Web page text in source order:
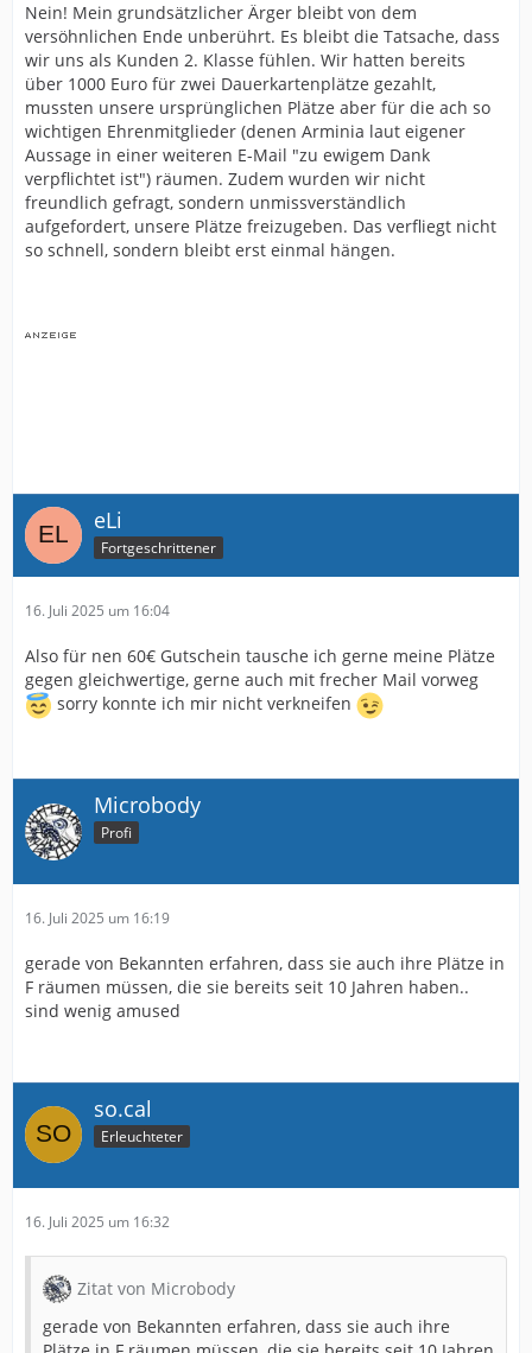
Nein! Mein grundsätzlicher Ärger bleibt von dem
versöhnlichen Ende unberührt. Es bleibt die Tatsache, dass
wir uns als Kunden 2. Klasse fühlen. Wir hatten bereits
über 1000 Euro für zwei Dauerkartenplätze gezahlt,
mussten unsere ursprünglichen Plätze aber für die ach so
wichtigen Ehrenmitglieder (denen Arminia laut eigener
Aussage in einer weiteren E-Mail "zu ewigem Dank
verpflichtet ist") räumen. Zudem wurden wir nicht
freundlich gefragt, sondern unmissverständlich
aufgefordert, unsere Plätze freizugeben. Das verfliegt nicht
so schnell, sondern bleibt erst einmal hängen.
eLi
Fortgeschrittener
16. Juli 2025 um 16:04
Also für nen 60€ Gutschein tausche ich gerne meine Plätze
gegen gleichwertige, gerne auch mit frecher Mail vorweg
sorry konnte ich mir nicht verkneifen
Microbody
Profi
16. Juli 2025 um 16:19
gerade von Bekannten erfahren, dass sie auch ihre Plätze in
F räumen müssen, die sie bereits seit 10 Jahren haben..
sind wenig amused
so.cal
Erleuchteter
16. Juli 2025 um 16:32
Zitat von Microbody
gerade von Bekannten erfahren, dass sie auch ihre